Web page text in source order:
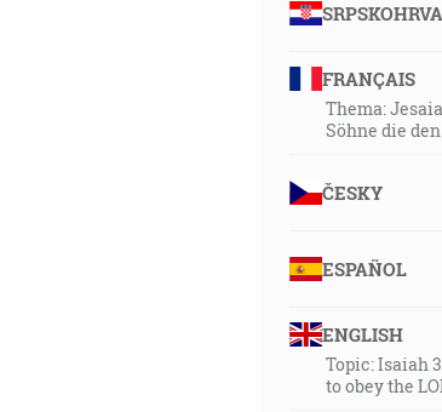
FRANÇAIS
Thema:
Söhne die
ČESKY
ESPAÑOL
ENGLISH
Topic: Isaiah
to obey the